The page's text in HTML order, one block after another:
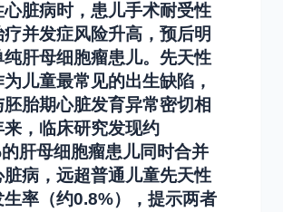
心脏病时，患儿手术耐受性
并发症风险升高，预后明
纯肝母细胞瘤患儿。先天性
儿童最常见的出生缺陷，
胎期心脏发育异常密切相
来，临床研究发现约
肝母细胞瘤患儿同时合并
脏病，远超普通儿童先天性
生率（约0.8%），提示两者